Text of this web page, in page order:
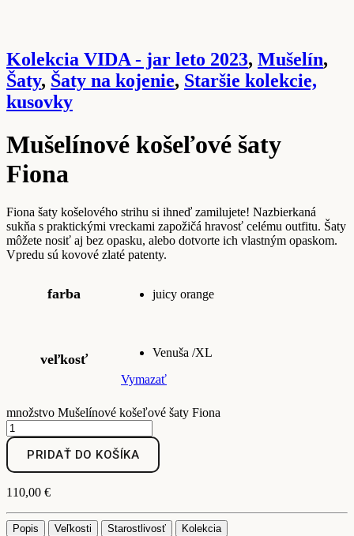
Kolekcia VIDA - jar leto 2023, Mušelín,
Šaty, Šaty na kojenie, Staršie kolekcie,
kusovky
Mušelínové košeľové šaty
Fiona
Fiona šaty košelového strihu si ihneď zamilujete! Nazbierkaná
sukňa s praktickými vreckami zapožičá hravosť celému outfitu. Šaty
môžete nosiť aj bez opasku, alebo dotvorte ich vlastným opaskom.
Vpredu sú kovové zlaté patenty.
farba juicy orange
veľkosť
Venuša /XL
Vymazať
množstvo Mušelínové košeľové šaty Fiona
PRIDAŤ DO KOŠÍKA
110,00 €
Popis Veľkosti Starostlivosť Kolekcia